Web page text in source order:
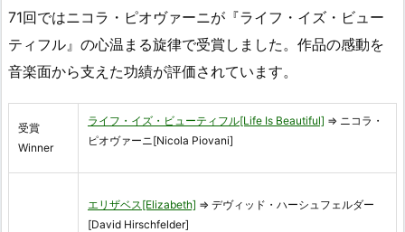
71回ではニコラ・ピオヴァーニが『ライフ・イズ・ビュー
ティフル』の心温まる旋律で受賞しました。作品の感動を
音楽面から支えた功績が評価されています。
受賞
Winner
ライフ・イズ・ビューティフル[Life Is Beautiful] ⇒ ニコラ・
ピオヴァーニ[Nicola Piovani]
エリザベス[Elizabeth] ⇒ デヴィッド・ハーシュフェルダー
[David Hirschfelder]